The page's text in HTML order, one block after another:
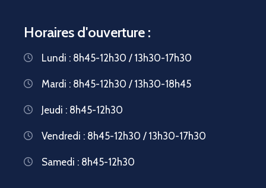
Horaires d'ouverture :
Lundi : 8h45-12h30 / 13h30-17h30
Mardi : 8h45-12h30 / 13h30-18h45
Jeudi : 8h45-12h30
Vendredi : 8h45-12h30 / 13h30-17h30
Samedi : 8h45-12h30